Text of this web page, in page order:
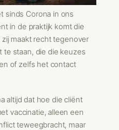
sinds Corona in ons
in de praktijk komt die
maakt recht tegenover
te staan, die die keuzes
of zelfs het contact
altijd dat hoe die cliënt
vaccinatie, alleen een
teweegbracht, maar